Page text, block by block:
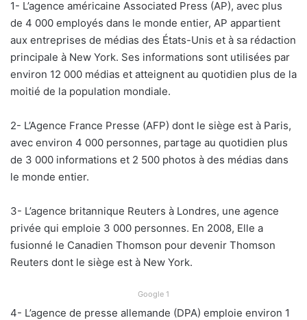
1- L’agence américaine Associated Press (AP), avec plus
de 4 000 employés dans le monde entier, AP appartient
aux entreprises de médias des États-Unis et à sa rédaction
principale à New York. Ses informations sont utilisées par
environ 12 000 médias et atteignent au quotidien plus de la
moitié de la population mondiale.
2- L’Agence France Presse (AFP) dont le siège est à Paris,
avec environ 4 000 personnes, partage au quotidien plus
de 3 000 informations et 2 500 photos à des médias dans
le monde entier.
3- L’agence britannique Reuters à Londres, une agence
privée qui emploie 3 000 personnes. En 2008, Elle a
fusionné le Canadien Thomson pour devenir Thomson
Reuters dont le siège est à New York.
Google 1
4- L’agence de presse allemande (DPA) emploie environ 1